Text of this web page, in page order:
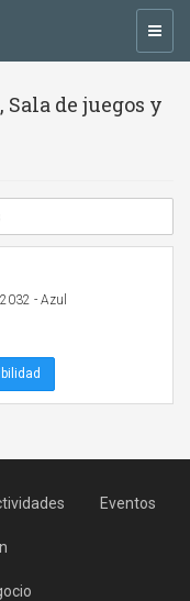
de juegos y
- Azul
Eventos